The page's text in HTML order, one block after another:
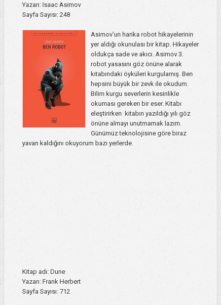
Yazarı: Isaac Asimov
Sayfa Sayısı: 248
Asimov'un harika robot hikayelerinin
yer aldığı okunulası bir kitap. Hikayeler
oldukça sade ve akıcı. Asimov 3.
robot yasasını göz önüne alarak
kitabındaki öyküleri kurgulamış. Ben
hepsini büyük bir zevk ile okudum.
Bilim kurgu severlerin kesinlikle
okuması gereken bir eser. Kitabı
eleştirirken kitabın yazıldığı yılı göz
önüne almayı unutmamak lazım.
Günümüz teknolojisine göre biraz
yavan kaldığını okuyorum bazı yerlerde.
Kitap adı: Dune
Yazarı: Frank Herbert
Sayfa Sayısı: 712